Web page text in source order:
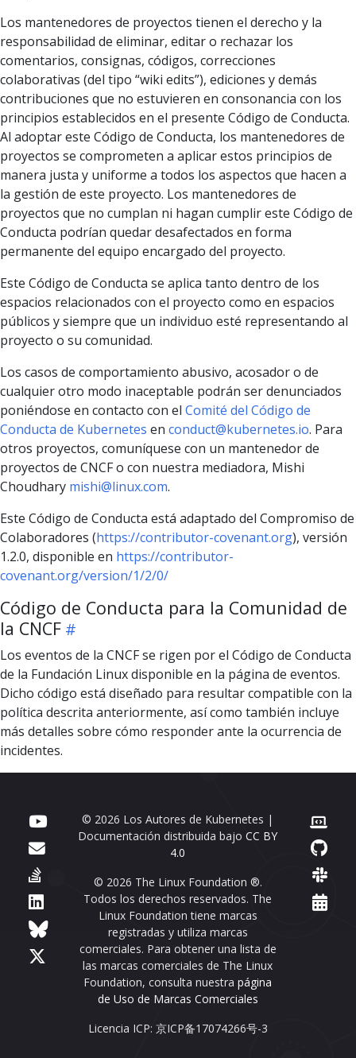
Los mantenedores de proyectos tienen el derecho y la
responsabilidad de eliminar, editar o rechazar los
comentarios, consignas, códigos, correcciones
colaborativas (del tipo “wiki edits”), ediciones y demás
contribuciones que no estuvieren en consonancia con los
principios establecidos en el presente Código de Conducta.
Al adoptar este Código de Conducta, los mantenedores de
proyectos se comprometen a aplicar estos principios de
manera justa y uniforme a todos los aspectos que hacen a
la gestión de este proyecto. Los mantenedores de
proyectos que no cumplan ni hagan cumplir este Código de
Conducta podrían quedar desafectados en forma
permanente del equipo encargado del proyecto.
Este Código de Conducta se aplica tanto dentro de los
espacios relacionados con el proyecto como en espacios
públicos y siempre que un individuo esté representando al
proyecto o su comunidad.
Los casos de comportamiento abusivo, acosador o de
cualquier otro modo inaceptable podrán ser denunciados
poniéndose en contacto con el Comité del Código de
Conducta de Kubernetes en conduct@kubernetes.io. Para
otros proyectos, comuníquese con un mantenedor de
proyectos de CNCF o con nuestra mediadora, Mishi
Choudhary mishi@linux.com.
Este Código de Conducta está adaptado del Compromiso de
Colaboradores (https://contributor-covenant.org), versión
1.2.0, disponible en https://contributor-
covenant.org/version/1/2/0/
Código de Conducta para la Comunidad de
la CNCF
Los eventos de la CNCF se rigen por el Código de Conducta
de la Fundación Linux disponible en la página de eventos.
Dicho código está diseñado para resultar compatible con la
política descrita anteriormente, así como también incluye
más detalles sobre cómo responder ante la ocurrencia de
incidentes.
© 2026 Los Autores de Kubernetes |
Documentación distribuida bajoCC BY
4.0
© 2026 The Linux Foundation ®.
Todos los derechos reservados. The
Linux Foundation tiene marcas
registradas y utiliza marcas
comerciales. Para obtener una lista de
las marcas comerciales de The Linux
Foundation, consulta nuestrapágina
de Uso de Marcas Comerciales
Licencia ICP: 京ICP备17074266号-3